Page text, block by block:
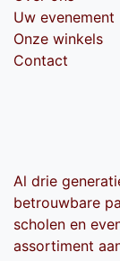
Uw evenement
Onze winkels
Contact
Al drie
betrouwbare
scholen en
assortiment